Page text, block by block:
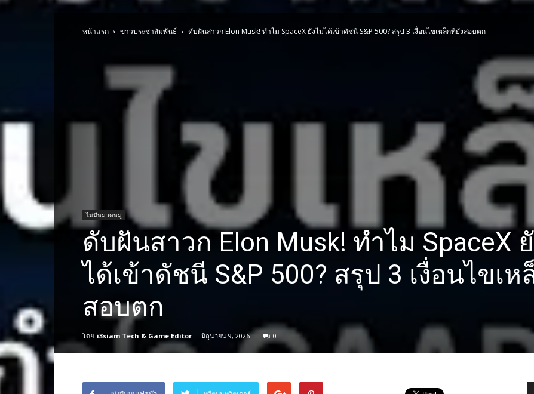
หน้าแรก ข่าวประชาสัมพันธ์ ดับฝันสาวก Elon Musk! ทำไม SpaceX ยังไม่ได้เข้าดัชนี S&P 500? สรุป 3 เงื่อนไขเหล็กที่ยังสอบตก
ไม่มีหมวดหมู่
ดับฝันสาวก Elon Musk! ทำไม SpaceX
ได้เข้าดัชนี S&P 500? สรุป 3 เงื่อนไขเห
สอบตก
โดย i3siam Tech & Game Editor - มิถุนายน 9, 2026 0